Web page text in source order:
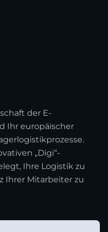
der E-
Ihr europäischer
„Digi“-
Ihre Logistik zu
Ihrer Mitarbeiter zu